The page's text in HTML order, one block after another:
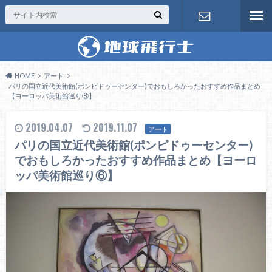
お問い合わ
HOME
アート
パリの国立近代美術館(ポンピドゥーセンター)でおもしろかったおすすめ作品まとめ
【ヨーロッパ美術館巡り⑥】
2019.04.07 2019.11.07 アート
パリの国立近代美術館(ポンピドゥーセンター)
でおもしろかったおすすめ作品まとめ【ヨーロ
ッパ美術館巡り⑥】